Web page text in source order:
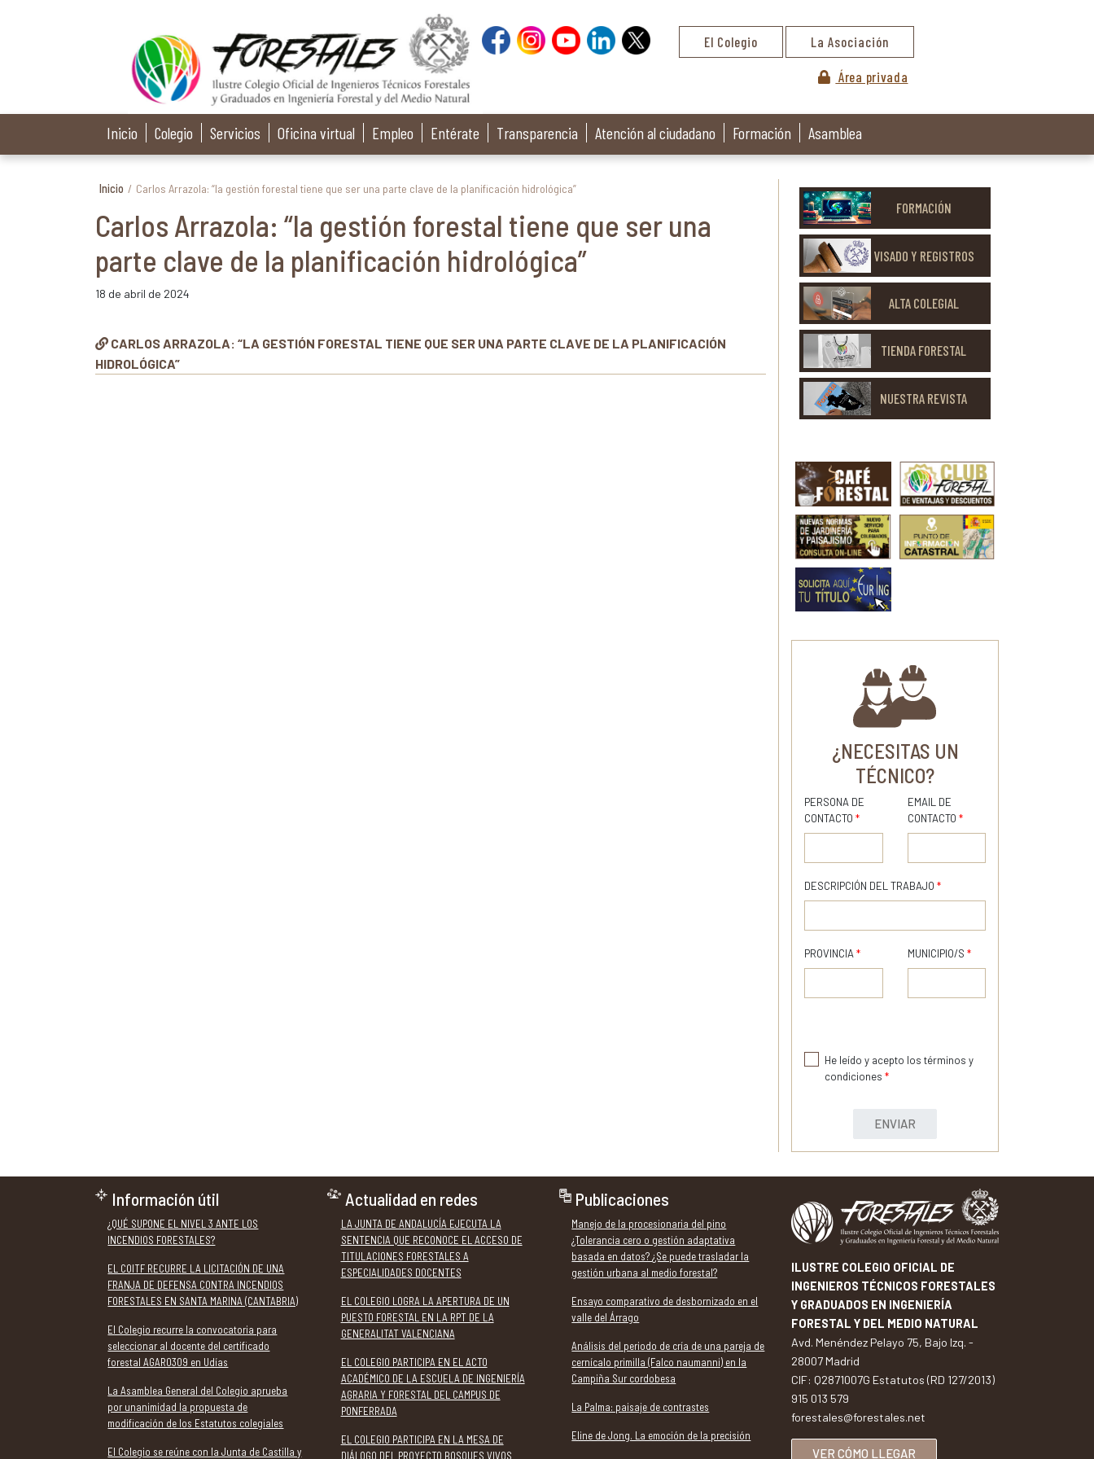
El Colegio La Asociación
Área privada
Inicio Colegio Servicios Oficina virtual Empleo Entérate Transparencia Atención al ciudadano Formación Asamblea
Inicio / Carlos Arrazola: “la gestión forestal tiene que ser una parte clave de la planificación hidrológica”
Carlos Arrazola: “la gestión forestal tiene que ser una
parte clave de la planificación hidrológica”
18 de abril de 2024
CARLOS ARRAZOLA: “LA GESTIÓN FORESTAL TIENE QUE SER UNA PARTE CLAVE DE LA PLANIFICACIÓN
HIDROLÓGICA”
FORMACIÓN
VISADO Y REGISTROS
ALTA COLEGIAL
TIENDA FORESTAL
NUESTRA REVISTA
¿NECESITAS UN
TÉCNICO?
PERSONA DE
CONTACTO *
EMAIL DE
CONTACTO *
DESCRIPCIÓN DEL TRABAJO *
PROVINCIA * MUNICIPIO/S *
He leído y acepto los términos y
condiciones *
ENVIAR
Información útil
¿QUÉ SUPONE EL NIVEL 3 ANTE LOS
INCENDIOS FORESTALES?
EL COITF RECURRE LA LICITACIÓN DE UNA
FRANJA DE DEFENSA CONTRA INCENDIOS
FORESTALES EN SANTA MARINA (CANTABRIA)
El Colegio recurre la convocatoria para
seleccionar al docente del certificado
forestal AGAR0309 en Udías
La Asamblea General del Colegio aprueba
por unanimidad la propuesta de
modificación de los Estatutos colegiales
El Colegio se reúne con la Junta de Castilla y
Actualidad en redes
LA JUNTA DE ANDALUCÍA EJECUTA LA
SENTENCIA QUE RECONOCE EL ACCESO DE
TITULACIONES FORESTALES A
ESPECIALIDADES DOCENTES
EL COLEGIO LOGRA LA APERTURA DE UN
PUESTO FORESTAL EN LA RPT DE LA
GENERALITAT VALENCIANA
EL COLEGIO PARTICIPA EN EL ACTO
ACADÉMICO DE LA ESCUELA DE INGENIERÍA
AGRARIA Y FORESTAL DEL CAMPUS DE
PONFERRADA
EL COLEGIO PARTICIPA EN LA MESA DE
DIÁLOGO DEL PROYECTO BOSQUES VIVOS
Publicaciones
Manejo de la procesionaria del pino
¿Tolerancia cero o gestión adaptativa
basada en datos? ¿Se puede trasladar la
gestión urbana al medio forestal?
Ensayo comparativo de desbornizado en el
valle del Árrago
Análisis del periodo de cría de una pareja de
cernícalo primilla (Falco naumanni) en la
Campiña Sur cordobesa
La Palma: paisaje de contrastes
Eline de Jong. La emoción de la precisión
ILUSTRE COLEGIO OFICIAL DE
INGENIEROS TÉCNICOS FORESTALES
Y GRADUADOS EN INGENIERÍA
FORESTAL Y DEL MEDIO NATURAL
Avd. Menéndez Pelayo 75, Bajo Izq. -
28007 Madrid
CIF: Q2871007G Estatutos (RD 127/2013)
915 013 579
forestales@forestales.net
VER CÓMO LLEGAR